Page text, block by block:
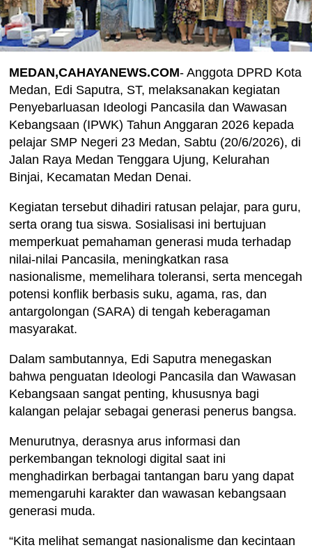
MEDAN,CAHAYANEWS.COM- Anggota DPRD Kota
Medan, Edi Saputra, ST, melaksanakan kegiatan
Penyebarluasan Ideologi Pancasila dan Wawasan
Kebangsaan (IPWK) Tahun Anggaran 2026 kepada
pelajar SMP Negeri 23 Medan, Sabtu (20/6/2026), di
Jalan Raya Medan Tenggara Ujung, Kelurahan
Binjai, Kecamatan Medan Denai.
Kegiatan tersebut dihadiri ratusan pelajar, para guru,
serta orang tua siswa. Sosialisasi ini bertujuan
memperkuat pemahaman generasi muda terhadap
nilai-nilai Pancasila, meningkatkan rasa
nasionalisme, memelihara toleransi, serta mencegah
potensi konflik berbasis suku, agama, ras, dan
antargolongan (SARA) di tengah keberagaman
masyarakat.
Dalam sambutannya, Edi Saputra menegaskan
bahwa penguatan Ideologi Pancasila dan Wawasan
Kebangsaan sangat penting, khususnya bagi
kalangan pelajar sebagai generasi penerus bangsa.
Menurutnya, derasnya arus informasi dan
perkembangan teknologi digital saat ini
menghadirkan berbagai tantangan baru yang dapat
memengaruhi karakter dan wawasan kebangsaan
generasi muda.
“Kita melihat semangat nasionalisme dan kecintaan